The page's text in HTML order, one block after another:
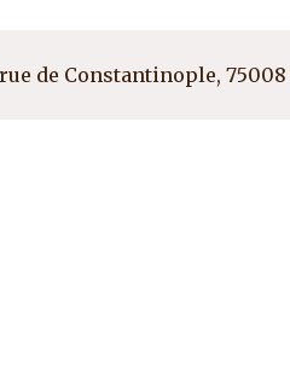
de Constantinople, 75008